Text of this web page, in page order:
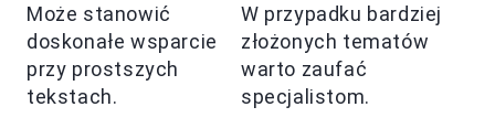
Może stanowić
doskonałe wsparcie
przy prostszych
tekstach.
W przypadku bardziej
złożonych tematów
warto zaufać
specjalistom.